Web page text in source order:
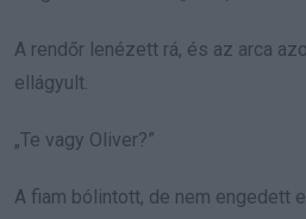
A rendőr lenézett rá, és az arca
ellágyult.
„Te vagy Oliver?”
A fiam bólintott, de nem engedett